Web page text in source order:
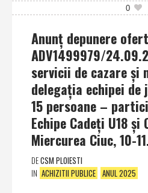
0
Anunţ depunere
ADV1499979/
servicii de cazare şi
delegaţia echipei
15 persoane –
Echipe Cadeţi U18 şi
Miercurea Ciuc, 10-
DECSM PLOIESTI
IN ACHIZITII PUBLICE ANUL 2025